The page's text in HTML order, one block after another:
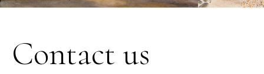
Contact us